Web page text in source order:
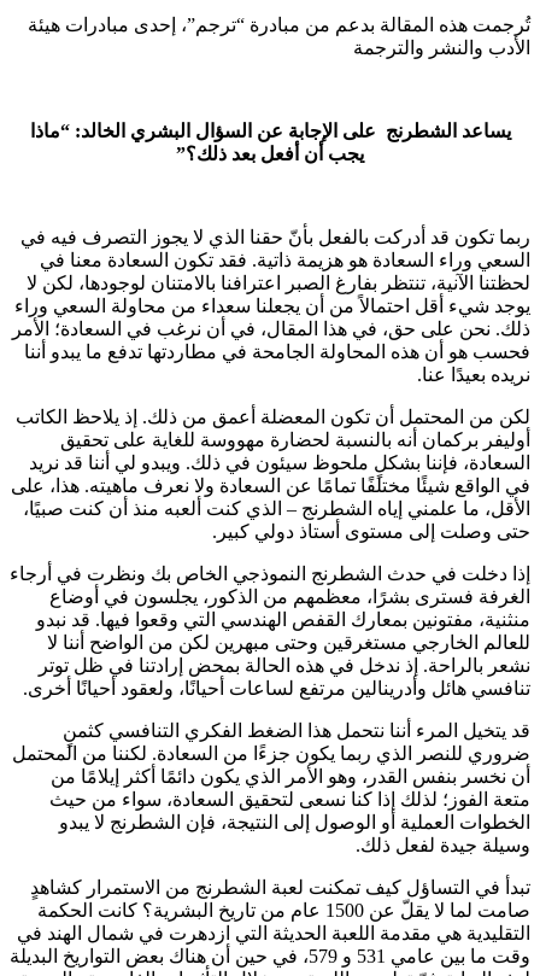
تُرجمت هذه المقالة بدعم من مبادرة “ترجم”، إحدى مبادرات هيئة
الأدب والنشر والترجمة
يساعد الشطرنج على الإجابة عن السؤال البشري الخالد: “ماذا
يجب أن أفعل بعد ذلك؟”
ربما تكون قد أدركت بالفعل بأنّ حقنا الذي لا يجوز التصرف فيه في
السعي وراء السعادة هو هزيمة ذاتية. فقد تكون السعادة معنا في
لحظتنا الآنية، تنتظر بفارغ الصبر اعترافنا بالامتنان لوجودها، لكن لا
يوجد شيء أقل احتمالاً من أن يجعلنا سعداء من محاولة السعي وراء
ذلك. نحن على حق، في هذا المقال، في أن نرغب في السعادة؛ الأمر
فحسب هو أن هذه المحاولة الجامحة في مطاردتها تدفع ما يبدو أننا
نريده بعيدًا عنا.
لكن من المحتمل أن تكون المعضلة أعمق من ذلك. إذ يلاحظ الكاتب
أوليفر بركمان أنه بالنسبة لحضارة مهووسة للغاية على تحقيق
السعادة، فإننا بشكلٍ ملحوظ سيئون في ذلك. ويبدو لي أننا قد نريد
في الواقع شيئًا مختلفًا تمامًا عن السعادة ولا نعرف ماهيته. هذا، على
الأقل، ما علمني إياه الشطرنج – الذي كنت ألعبه منذ أن كنت صبيًا،
حتى وصلت إلى مستوى أستاذ دولي كبير.
إذا دخلت في حدث الشطرنج النموذجي الخاص بك ونظرت في أرجاء
الغرفة فسترى بشرًا، معظمهم من الذكور، يجلسون في أوضاع
منثنية، مفتونين بمعارك القفص الهندسي التي وقعوا فيها. قد نبدو
للعالم الخارجي مستغرقين وحتى مبهرين لكن من الواضح أننا لا
نشعر بالراحة. إذ ندخل في هذه الحالة بمحض إرادتنا في ظل توتر
تنافسي هائل وأدرينالين مرتفع لساعات أحيانًا، ولعقود أحيانًا أخرى.
قد يتخيل المرء أننا نتحمل هذا الضغط الفكري التنافسي كثمنٍ
ضروري للنصر الذي ربما يكون جزءًا من السعادة. لكننا من المحتمل
أن نخسر بنفس القدر، وهو الأمر الذي يكون دائمًا أكثر إيلامًا من
متعة الفوز؛ لذلك إذا كنا نسعى لتحقيق السعادة، سواء من حيث
الخطوات العملية أو الوصول إلى النتيجة، فإن الشطرنج لا يبدو
وسيلة جيدة لفعل ذلك.
تبدأ في التساؤل كيف تمكنت لعبة الشطرنج من الاستمرار كشاهدٍ
صامت لما لا يقلّ عن 1500 عام من تاريخ البشرية؟ كانت الحكمة
التقليدية هي مقدمة اللعبة الحديثة التي ازدهرت في شمال الهند في
وقت ما بين عامي 531 و 579، في حين أن هناك بعض التواريخ البديلة